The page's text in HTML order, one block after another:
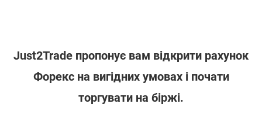
Just2Trade пропонує вам відкрити рахунок
Форекс на вигідних умовах і почати
торгувати на біржі.